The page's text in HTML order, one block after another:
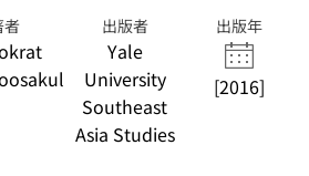
者 出版者
Yale
University
Southeast
Asia Studies
出版年
[2016]